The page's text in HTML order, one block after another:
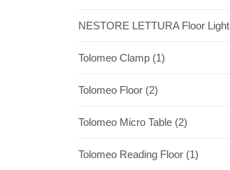
NESTORE LETTURA Floor Light
Tolomeo Clamp (1)
Tolomeo Floor (2)
Tolomeo Micro Table (2)
Tolomeo Reading Floor (1)